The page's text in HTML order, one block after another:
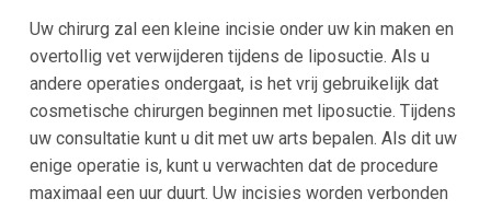
Uw chirurg zal een kleine incisie onder uw kin maken en
overtollig vet verwijderen tijdens de liposuctie. Als u
andere operaties ondergaat, is het vrij gebruikelijk dat
cosmetische chirurgen beginnen met liposuctie. Tijdens
uw consultatie kunt u dit met uw arts bepalen. Als dit uw
enige operatie is, kunt u verwachten dat de procedure
maximaal een uur duurt. Uw incisies worden verbonden